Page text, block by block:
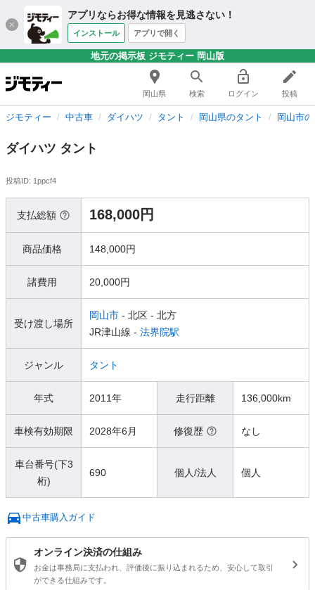
アプリならお得な情報を見逃さない！
インストール アプリで開く
地元の掲示板 ジモティー 岡山版
岡山県 検索 ログイン 投稿
ジモティー 中古車 ダイハツ タント 岡山県のタント 岡山市
ダイハツ タント
投稿ID: 1ppcf4
支払総額 168,000円
商品価格 148,000円
諸費用 20,000円
受け渡し場所
岡山市 - 北区 - 北方
JR津山線 - 法界院駅
ジャンル タント
年式 2011年 走行距離 136,000km
車検有効期限 2028年6月 修復歴 なし
車台番号(下3
桁)
690 個人/法人 個人
中古車購入ガイド
オンライン決済の仕組み
お金は事務局に支払われ、評価後に振り込まれるため、安心して取引
ができる仕組みです。